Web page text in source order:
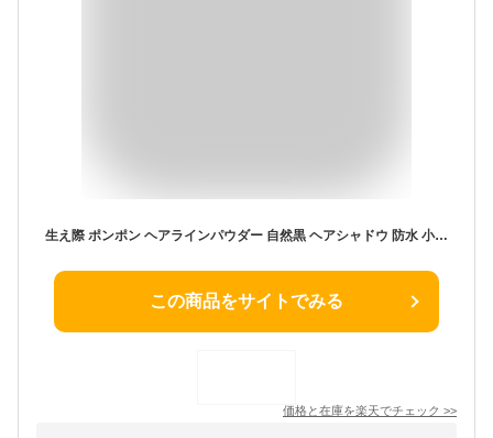
生え際 ポンポン ヘアラインパウダー 自然黒 ヘアシャドウ 防水 小顔メイク 白髪隠し 薄毛隠し 増毛パウダー 根元 分け目 円形脱毛症 カバー ヘアファンデーション クッション 韓国コスメ ウォータープルーフ 汗に強い 落ちにくい メンズ レディース 部分白髪染め
この商品をサイトでみる
価格と在庫を楽天でチェック >>